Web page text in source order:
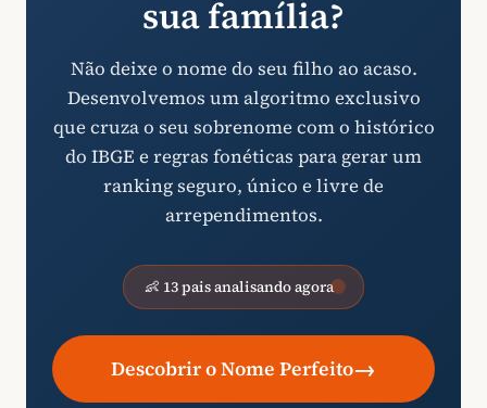
sua família?
Não deixe o nome do seu filho ao acaso.
Desenvolvemos um algoritmo exclusivo
que cruza o seu sobrenome com o histórico
do IBGE e regras fonéticas para gerar um
ranking seguro, único e livre de
arrependimentos.
👶 13 pais analisando agora
Descobrir o Nome Perfeito→